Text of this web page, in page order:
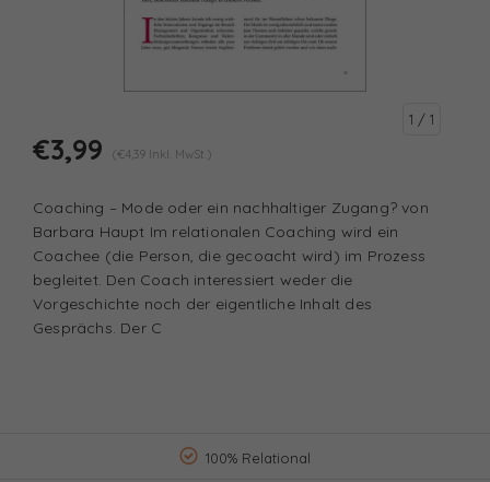
1 / 1
€3,99 (€4,39 Inkl. MwSt.)
Coaching – Mode oder ein nachhaltiger Zugang? von
Barbara Haupt Im relationalen Coaching wird ein
Coachee (die Person, die gecoacht wird) im Prozess
begleitet. Den Coach interessiert weder die
Vorgeschichte noch der eigentliche Inhalt des
Gesprächs. Der C
100% Relational